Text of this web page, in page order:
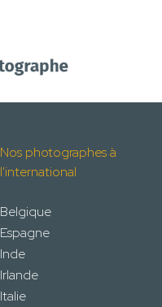
Nos photographes à
l'international
Belgique
Espagne
Inde
Irlande
Italie